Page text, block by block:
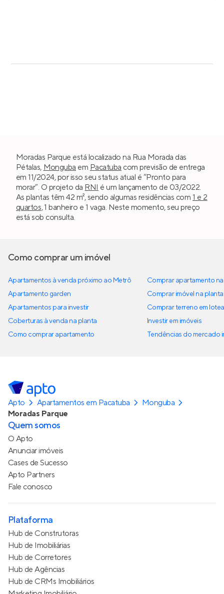
Moradas Parque está localizado na Rua Morada das
Pétalas, Monguba em Pacatuba com previsão de entrega
em 11/2024, por isso seu status atual é “Pronto para
morar”. O projeto da RNI é um lançamento de 03/2022.
As plantas têm 42 m², sendo algumas residências com 1 e 2
quartos, 1 banheiro e 1 vaga. Neste momento, seu preço
está sob consulta.
Como comprar um imóvel
Apartamentos à venda próximo ao Metrô
Apartamento garden
Apartamentos para investir
Coberturas à venda na planta
Como comprar apartamento
Comprar apartamento
Comprar imóvel na planta
Comprar terreno em
Investir em imóveis
Tendências do mercado
Apto Apartamentos em Pacatuba
Monguba
Moradas Parque
Quem somos
O Apto
Anunciar imóveis
Cases de Sucesso
Apto Partners
Fale conosco
Plataforma
Hub de Construtoras
Hub de Imobiliárias
Hub de Corretores
Hub de Agências
Hub de CRMs Imobiliários